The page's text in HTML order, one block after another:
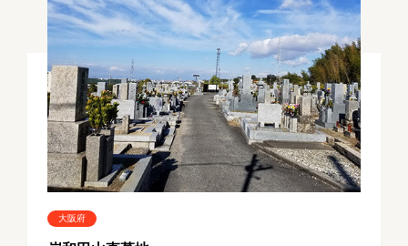
大阪府